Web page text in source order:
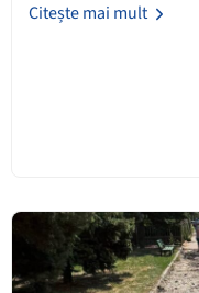
Citește mai mult